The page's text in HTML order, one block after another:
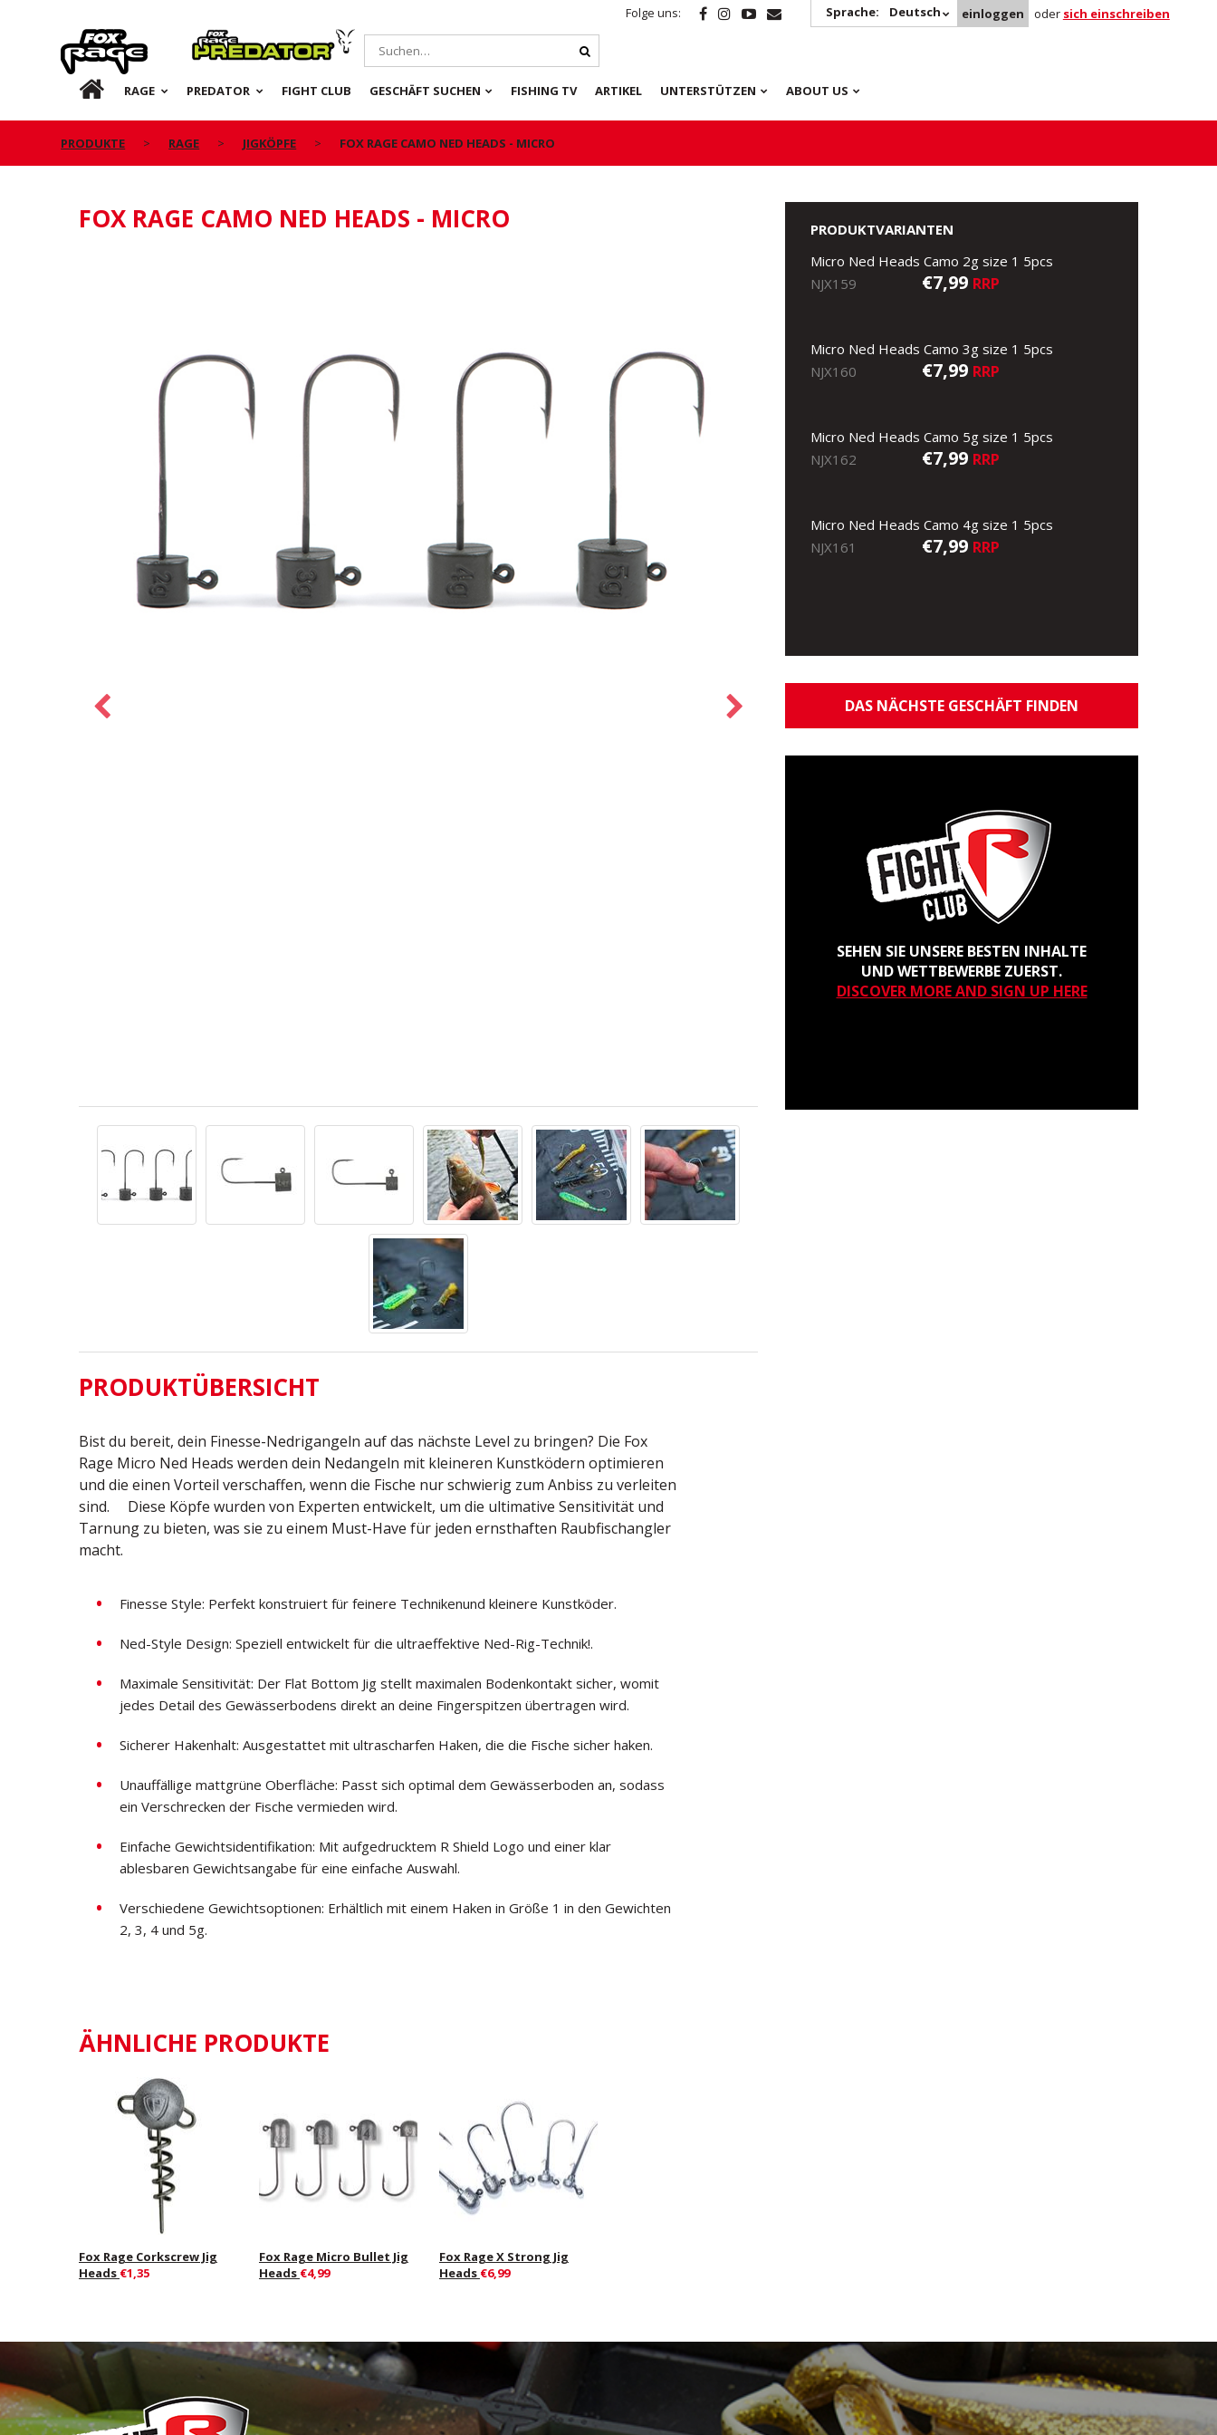
Folge uns: Sprache: Deutsch einloggen oder sich einschreiben
Rage Predator
DE RAGE PREDATOR FIGHT CLUB GESCHÄFT SUCHEN FISHING TV ARTIKEL UNTERSTÜTZEN ABOUT US
PRODUKTE RAGE JIGKÖPFE FOX RAGE CAMO NED HEADS - MICRO
FOX RAGE CAMO NED HEADS - MICRO
PRODUKTÜBERSICHT
Bist du bereit, dein Finesse-Nedrigangeln auf das nächste Level zu bringen? Die Fox
Rage Micro Ned Heads werden dein Nedangeln mit kleineren Kunstködern optimieren
und die einen Vorteil verschaffen, wenn die Fische nur schwierig zum Anbiss zu verleiten
sind. Diese Köpfe wurden von Experten entwickelt, um die ultimative Sensitivität und
Tarnung zu bieten, was sie zu einem Must-Have für jeden ernsthaften Raubfischangler
macht.
Finesse Style: Perfekt konstruiert für feinere Technikenund kleinere Kunstköder.
Ned-Style Design: Speziell entwickelt für die ultraeffektive Ned-Rig-Technik!.
Maximale Sensitivität: Der Flat Bottom Jig stellt maximalen Bodenkontakt sicher, womit
jedes Detail des Gewässerbodens direkt an deine Fingerspitzen übertragen wird.
Sicherer Hakenhalt: Ausgestattet mit ultrascharfen Haken, die die Fische sicher haken.
Unauffällige mattgrüne Oberfläche: Passt sich optimal dem Gewässerboden an, sodass
ein Verschrecken der Fische vermieden wird.
Einfache Gewichtsidentifikation: Mit aufgedrucktem R Shield Logo und einer klar
ablesbaren Gewichtsangabe für eine einfache Auswahl.
Verschiedene Gewichtsoptionen: Erhältlich mit einem Haken in Größe 1 in den Gewichten
2, 3, 4 und 5g.
PRODUKTVARIANTEN
Micro Ned Heads Camo 2g size 1 5pcs
NJX159
€7,99 RRP
Micro Ned Heads Camo 3g size 1 5pcs
NJX160
€7,99 RRP
Micro Ned Heads Camo 5g size 1 5pcs
NJX162
€7,99 RRP
Micro Ned Heads Camo 4g size 1 5pcs
NJX161
€7,99 RRP
DAS NÄCHSTE GESCHÄFT FINDEN
SEHEN SIE UNSERE BESTEN INHALTE
UND WETTBEWERBE ZUERST.
DISCOVER MORE AND SIGN UP HERE
ÄHNLICHE PRODUKTE
Fox Rage Corkscrew Jig
Heads €1,35
Fox Rage Micro Bullet Jig
Heads €4,99
Fox Rage X Strong Jig
Heads €6,99